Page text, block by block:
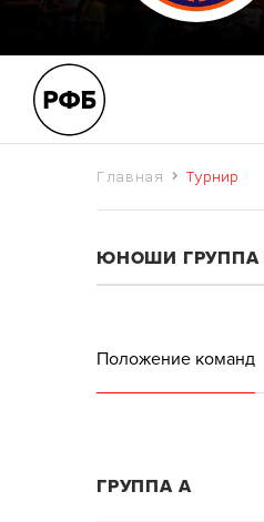
Главная Турнир
ЮНОШИ ГРУППА
Положение команд
ГРУППА А